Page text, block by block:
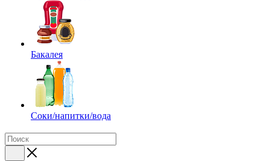
Бакалея
Соки/напитки/вода